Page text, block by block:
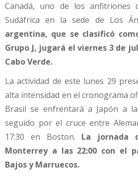
Canadá, uno de los
Sudáfrica en la sede de Los
argentina, que se clasificó
Grupo J, jugará el viernes 3 de
Cabo Verde.
La actividad de este lunes 29
alta intensidad en el cronograma
Brasil se enfrentará a Japón a
seguido por el cruce entre
17:30 en Boston. La jornada
Monterrey a las 22:00 con el
Bajos y Marruecos.